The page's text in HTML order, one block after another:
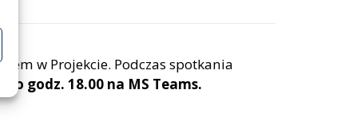
w Projekcie. Podczas spotkania
r. o godz. 18.00 na MS Teams.